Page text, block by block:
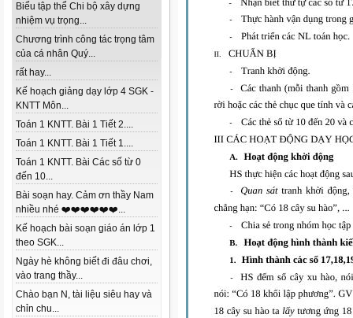
Biểu tập thể Chi bộ xây dựng
nhiệm vụ trọng...
Chương trình công tác trọng tâm
của cá nhân Quý...
rất hay...
Kế hoạch giảng dạy lớp 4 SGK -
KNTT Môn...
Toán 1 KNTT. Bài 1 Tiết 2....
Toán 1 KNTT. Bài 1 Tiết 1....
Toán 1 KNTT. Bài Các số từ 0
đến 10...
Bài soạn hay. Cảm ơn thầy Nam
nhiều nhé ❤️❤️❤️❤️❤️❤️...
Kế hoạch bài soạn giáo án lớp 1
theo SGK...
Ngày hè không biết đi đâu chơi,
vào trang thầy...
Chào bạn N, tài liệu siêu hay và
chỉn chu...